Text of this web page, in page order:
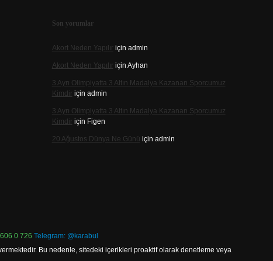
Son yorumlar
Akort Neden Yapılıriçin admin
Akort Neden Yapılıriçin Ayhan
3 Ayrı Olimpiyatta 3 Altın Madalya Kazanan Sporcumuz
Kimdiriçin admin
3 Ayrı Olimpiyatta 3 Altın Madalya Kazanan Sporcumuz
Kimdiriçin Figen
20 Ağustos Dünya Ne Günü için admin
0 726 Telegram: @karabul
Bu nedenle, sitedeki içerikleri proaktif olarak denetleme veya